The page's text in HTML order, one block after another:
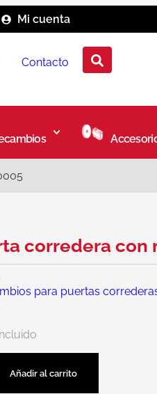
Mi cuenta
Contacto
corredera con
para puertas
Añadir al carrito